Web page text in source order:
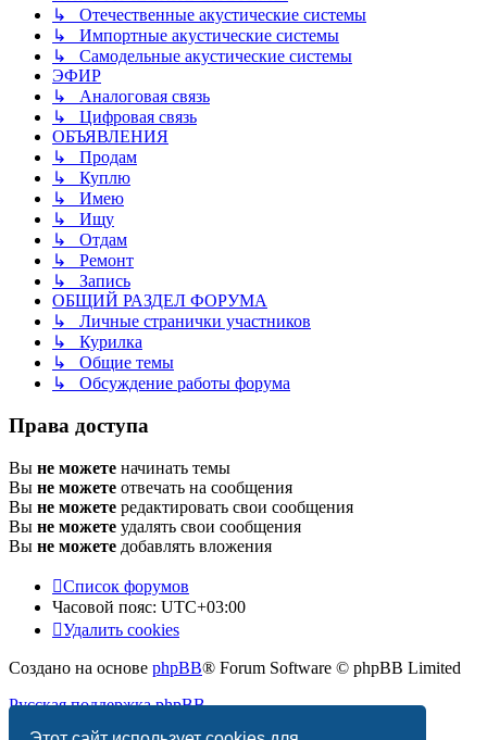
↳ Отечественные акустические системы
↳ Импортные акустические системы
↳ Самодельные акустические системы
ЭФИР
↳ Аналоговая связь
↳ Цифровая связь
ОБЪЯВЛЕНИЯ
↳ Продам
↳ Куплю
↳ Имею
↳ Ищу
↳ Отдам
↳ Ремонт
↳ Запись
ОБЩИЙ РАЗДЕЛ ФОРУМА
↳ Личные странички участников
↳ Курилка
↳ Общие темы
↳ Обсуждение работы форума
Права доступа
Вы не можете начинать темы
Вы не можете отвечать на сообщения
Вы не можете редактировать свои сообщения
Вы не можете удалять свои сообщения
Вы не можете добавлять вложения
Список форумов
Часовой пояс: UTC+03:00
Удалить cookies
Создано на основе phpBB® Forum Software © phpBB Limited
Русская поддержка phpBB